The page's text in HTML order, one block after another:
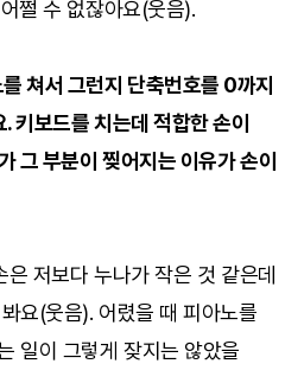
쩔 수 없잖아요(웃음).
쳐서 그런지 단축번호를 0까지
키보드를 치는데 적합한 손이
그 부분이 찢어지는 이유가 손이
저보다 누나가 작은 것 같은데
요(웃음). 어렸을 때 피아노를
일이 그렇게 잦지는 않았을